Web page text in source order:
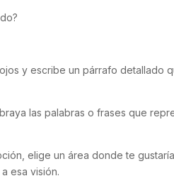
y escribe un párrafo
las palabras o frases que
elige un área donde te
esa visión.